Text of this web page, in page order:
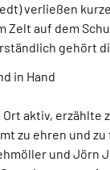
verließen
Zelt auf dem
gehört
in Hand
aktiv,
zu ehren und
und Jörn